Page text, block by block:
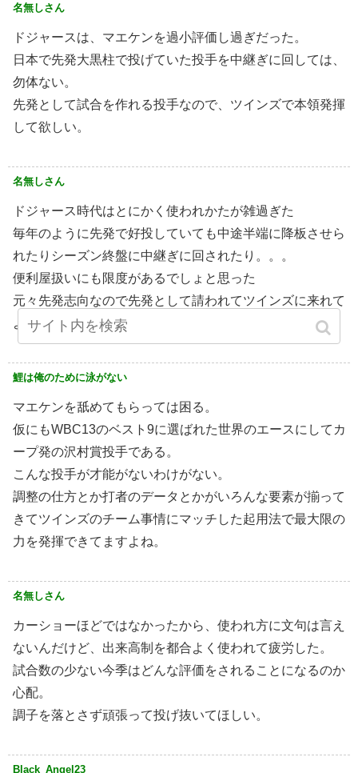
名無しさん
ドジャースは、マエケンを過小評価し過ぎだった。
日本で先発大黒柱で投げていた投手を中継ぎに回しては、
勿体ない。
先発として試合を作れる投手なので、ツインズで本領発揮
して欲しい。
名無しさん
ドジャース時代はとにかく使われかたが雑過ぎた
毎年のように先発で好投していても中途半端に降板させら
れたりシーズン終盤に中継ぎに回されたり。。。
便利屋扱いにも限度があるでしょと思った
元々先発志向なので先発として請われてツインズに来れて
よかったと思います
鯉は俺のために泳がない
マエケンを舐めてもらっては困る。
仮にもWBC13のベスト9に選ばれた世界のエースにしてカ
ープ発の沢村賞投手である。
こんな投手が才能がないわけがない。
調整の仕方とか打者のデータとかがいろんな要素が揃って
きてツインズのチーム事情にマッチした起用法で最大限の
力を発揮できてますよね。
名無しさん
カーショーほどではなかったから、使われ方に文句は言え
ないんだけど、出来高制を都合よく使われて疲労した。
試合数の少ない今季はどんな評価をされることになるのか
心配。
調子を落とさず頑張って投げ抜いてほしい。
Black_Angel23